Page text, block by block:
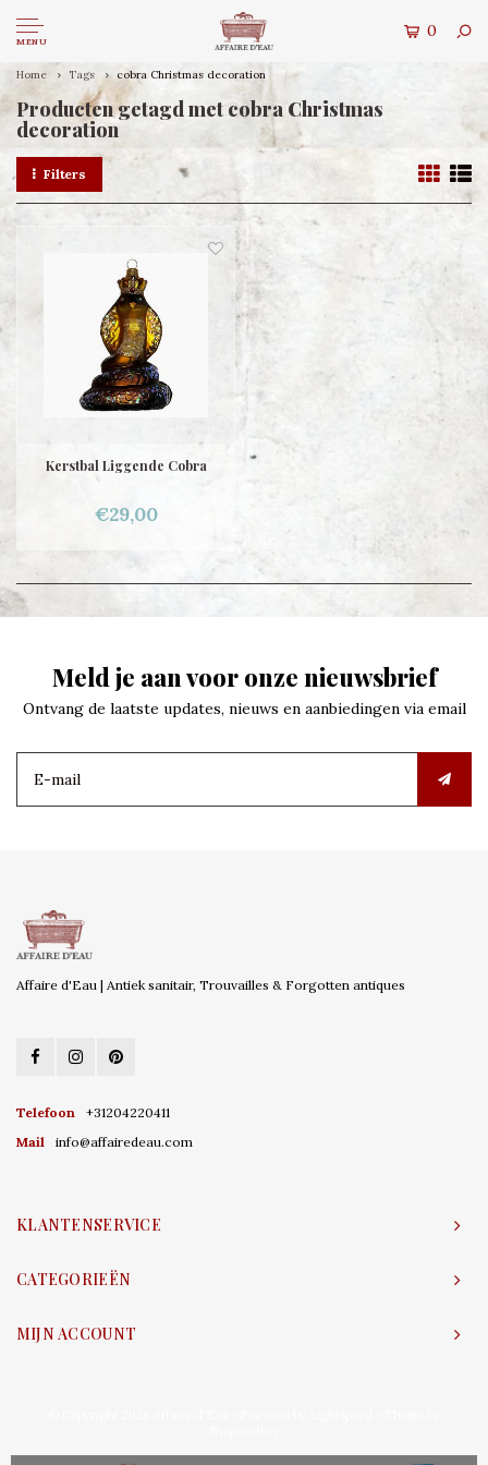
MENU
0
Home Tags cobra Christmas decoration
Producten getagd met cobra Christmas
decoration
Filters
Kerstbal Liggende Cobra
€29,00
Meld je aan voor onze nieuwsbrief
Ontvang de laatste updates, nieuws en aanbiedingen via email
Affaire d'Eau | Antiek sanitair, Trouvailles & Forgotten antiques
Telefoon
+31204220411
Mail
info@affairedeau.com
KLANTENSERVICE
CATEGORIEËN
MIJN ACCOUNT